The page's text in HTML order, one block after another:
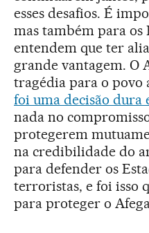
esses desafios. É
mas também para os
entendem que ter
grande vantagem. O
tragédia para o povo
foi uma decisão dura
nada no
protegerem
na credibilidade do
para defender os
terroristas, e foi isso
para proteger o